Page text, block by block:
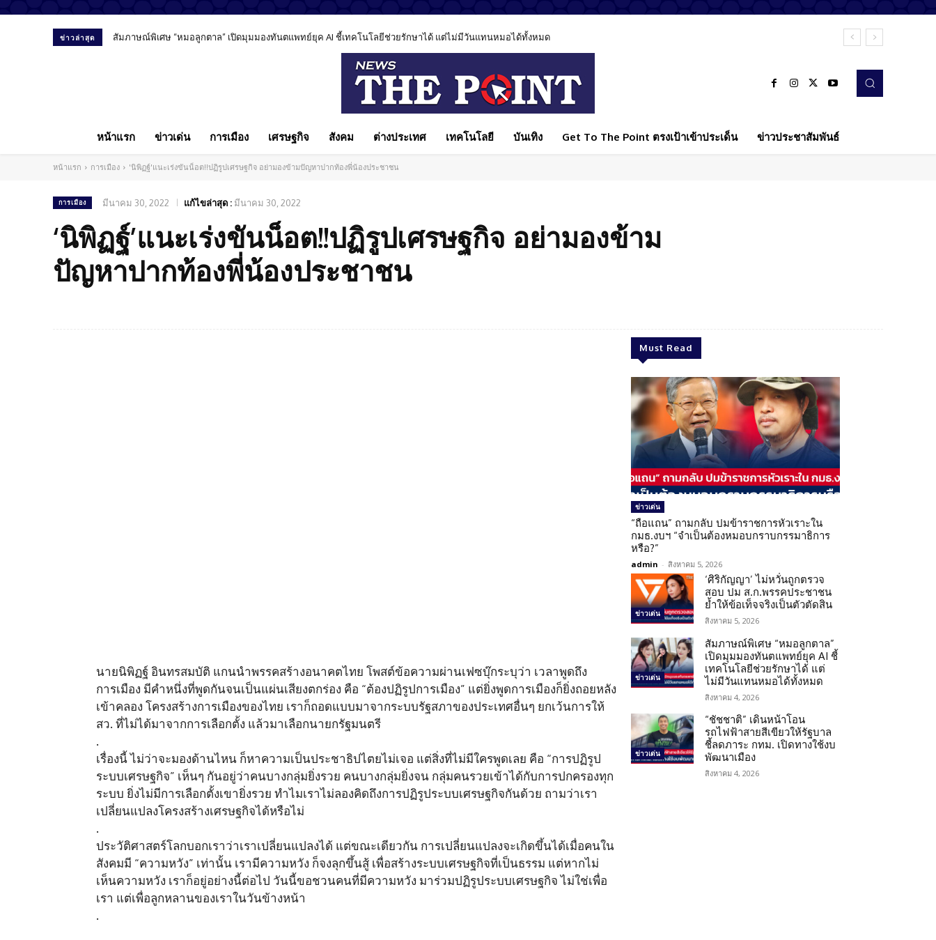
ข่าวล่าสุด สัมภาษณ์พิเศษ “หมอลูกตาล” เปิดมุมมองทันตแพทย์ยุค AI ชี้เทคโนโลยีช่วยรักษาได้ แต่ไม่มีวันแทนหมอได้ทั้งหมด
หน้าแรก ข่าวเด่น การเมือง เศรษฐกิจ สังคม ต่างประเทศ เทคโนโลยี บันเทิง Get To The Point ตรงเป้าเข้าประเด็น ข่าวประชาสัมพันธ์
หน้าแรก การเมือง 'นิพิฏฐ์'แนะเร่งขันน็อต!!ปฏิรูปเศรษฐกิจ อย่ามองข้ามปัญหาปากท้องพี่น้องประชาชน
การเมือง มีนาคม 30, 2022 แก้ไขล่าสุด : มีนาคม 30, 2022
‘นิพิฏฐ์’แนะเร่งขันน็อต!!ปฏิรูปเศรษฐกิจ อย่ามองข้าม
ปัญหาปากท้องพี่น้องประชาชน
นายนิพิฏฐ์ อินทรสมบัติ แกนนำพรรคสร้างอนาคตไทย โพสต์ข้อความผ่านเฟซบุ๊กระบุว่า เวลาพูดถึง
การเมือง มีคำหนึ่งที่พูดกันจนเป็นแผ่นเสียงตกร่อง คือ “ต้องปฏิรูปการเมือง” แต่ยิ่งพูดการเมืองก็ยิ่งถอยหลัง
เข้าคลอง โครงสร้างการเมืองของไทย เราก็ถอดแบบมาจากระบบรัฐสภาของประเทศอื่นๆ ยกเว้นการให้
สว. ที่ไม่ได้มาจากการเลือกตั้ง แล้วมาเลือกนายกรัฐมนตรี
.
เรื่องนี้ ไม่ว่าจะมองด้านไหน ก็หาความเป็นประชาธิปไตยไม่เจอ แต่สิ่งที่ไม่มีใครพูดเลย คือ “การปฏิรูป
ระบบเศรษฐกิจ” เห็นๆ กันอยู่ว่าคนบางกลุ่มยิ่งรวย คนบางกลุ่มยิ่งจน กลุ่มคนรวยเข้าได้กับการปกครองทุก
ระบบ ยิ่งไม่มีการเลือกตั้งเขายิ่งรวย ทำไมเราไม่ลองคิดถึงการปฏิรูประบบเศรษฐกิจกันด้วย ถามว่าเรา
เปลี่ยนแปลงโครงสร้างเศรษฐกิจได้หรือไม่
.
ประวัติศาสตร์โลกบอกเราว่าเราเปลี่ยนแปลงได้ แต่ขณะเดียวกัน การเปลี่ยนแปลงจะเกิดขึ้นได้เมื่อคนใน
สังคมมี “ความหวัง” เท่านั้น เรามีความหวัง ก็จงลุกขึ้นสู้ เพื่อสร้างระบบเศรษฐกิจที่เป็นธรรม แต่หากไม่
เห็นความหวัง เราก็อยู่อย่างนี้ต่อไป วันนี้ขอชวนคนที่มีความหวัง มาร่วมปฏิรูประบบเศรษฐกิจ ไม่ใช่เพื่อ
เรา แต่เพื่อลูกหลานของเราในวันข้างหน้า
.
Must Read
ข่าวเด่น
“ถือแถน” ถามกลับ ปมข้าราชการหัวเราะใน
กมธ.งบฯ “จำเป็นต้องหมอบกราบกรรมาธิการ
หรือ?”
admin - สิงหาคม 5, 2026
ข่าวเด่น
‘ศิริกัญญา’ ไม่หวั่นถูกตรวจ
สอบ ปม ส.ก.พรรคประชาชน
ย้ำให้ข้อเท็จจริงเป็นตัวตัดสิน
สิงหาคม 5, 2026
ข่าวเด่น
สัมภาษณ์พิเศษ “หมอลูกตาล”
เปิดมุมมองทันตแพทย์ยุค AI ชี้
เทคโนโลยีช่วยรักษาได้ แต่
ไม่มีวันแทนหมอได้ทั้งหมด
สิงหาคม 4, 2026
ข่าวเด่น
“ชัชชาติ” เดินหน้าโอน
รถไฟฟ้าสายสีเขียวให้รัฐบาล
ชี้ลดภาระ กทม. เปิดทางใช้งบ
พัฒนาเมือง
สิงหาคม 4, 2026